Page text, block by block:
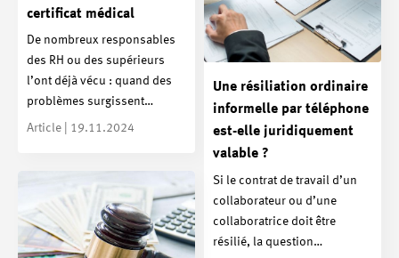
certificat médical
De nombreux responsables
des RH ou des supérieurs
l’ont déjà vécu : quand des
problèmes surgissent…
Article | 19.11.2024
Une résiliation ordinaire
informelle par téléphone
est-elle juridiquement
valable ?
Si le contrat de travail d’un
collaborateur ou d’une
collaboratrice doit être
résilié, la question…